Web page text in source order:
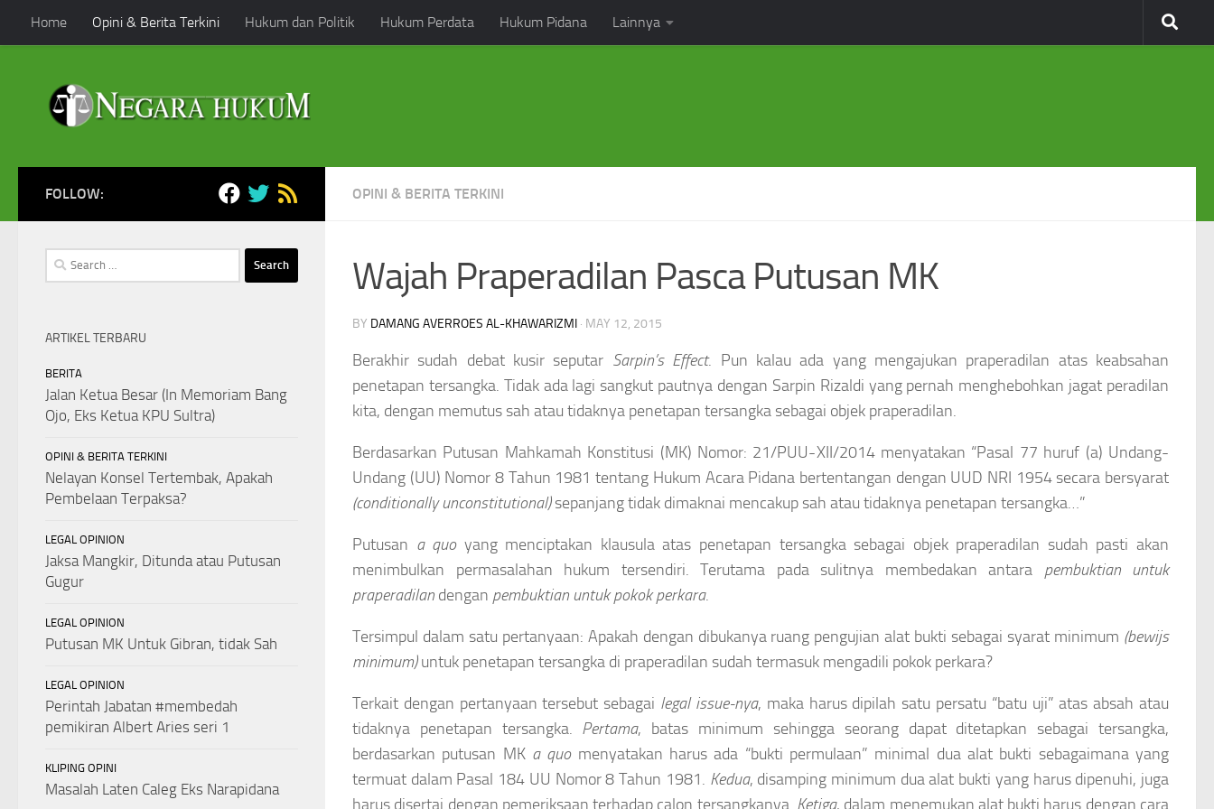
Skip to content
Home Opini & Berita Terkini Hukum dan Politik Hukum Perdata Hukum Pidana Lainnya
OPINI & BERITA TERKINI
Wajah Praperadilan Pasca Putusan MK
BY DAMANG AVERROES AL-KHAWARIZMI · MAY 12, 2015
Berakhir sudah debat kusir seputar Sarpin’s Effect. Pun kalau ada yang mengajukan praperadilan atas keabsahan
penetapan tersangka. Tidak ada lagi sangkut pautnya dengan Sarpin Rizaldi yang pernah menghebohkan jagat peradilan
kita, dengan memutus sah atau tidaknya penetapan tersangka sebagai objek praperadilan.
Berdasarkan Putusan Mahkamah Konstitusi (MK) Nomor: 21/PUU-XII/2014 menyatakan “Pasal 77 huruf (a) Undang-
Undang (UU) Nomor 8 Tahun 1981 tentang Hukum Acara Pidana bertentangan dengan UUD NRI 1954 secara bersyarat
(conditionally unconstitutional)sepanjang tidak dimaknai mencakup sah atau tidaknya penetapan tersangka…”
Putusan a quoyang menciptakan klausula atas penetapan tersangka sebagai objek praperadilan sudah pasti akan
menimbulkan permasalahan hukum tersendiri. Terutama pada sulitnya membedakan antara pembuktian untuk
praperadilan dengan pembuktian untuk pokok perkara.
Tersimpul dalam satu pertanyaan: Apakah dengan dibukanya ruang pengujian alat bukti sebagai syarat minimum (bewijs
minimum)untuk penetapan tersangka di praperadilan sudah termasuk mengadili pokok perkara?
Terkait dengan pertanyaan tersebut sebagai legal issue-nya, maka harus dipilah satu persatu “batu uji” atas absah atau
tidaknya penetapan tersangka. Pertama, batas minimum sehingga seorang dapat ditetapkan sebagai tersangka,
berdasarkan putusan MK a quomenyatakan harus ada “bukti permulaan” minimal dua alat bukti sebagaimana yang
termuat dalam Pasal 184 UU Nomor 8 Tahun 1981. Kedua, disamping minimum dua alat bukti yang harus dipenuhi, juga
harus disertai dengan pemeriksaan terhadap calon tersangkanya. Ketiga, dalam menemukan alat bukti harus dengan cara
FOLLOW:
Search
for:
ARTIKEL TERBARU
BERITA
Jalan Ketua Besar (In Memoriam Bang
Ojo, Eks Ketua KPU Sultra)
OPINI & BERITA TERKINI
Nelayan Konsel Tertembak, Apakah
Pembelaan Terpaksa?
LEGAL OPINION
Jaksa Mangkir, Ditunda atau Putusan
Gugur
LEGAL OPINION
Putusan MK Untuk Gibran, tidak Sah
LEGAL OPINION
Perintah Jabatan #membedah
pemikiran Albert Aries seri 1
KLIPING OPINI
Masalah Laten Caleg Eks Narapidana